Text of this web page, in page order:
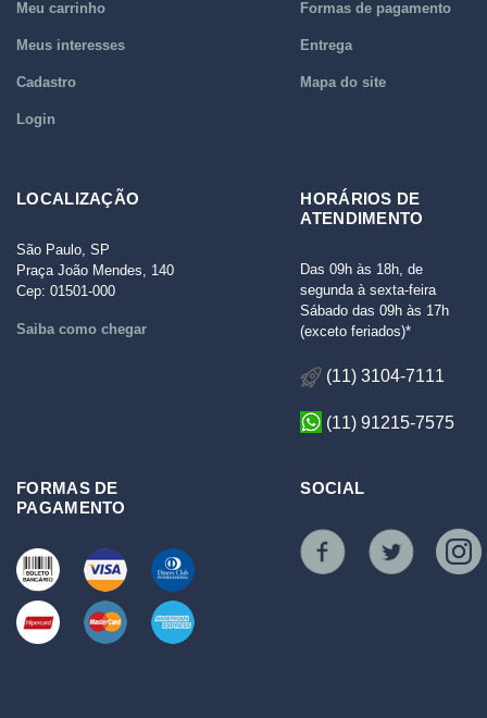
Meu carrinho
Meus interesses
Cadastro
Login
Formas de pagamento
Entrega
Mapa do site
LOCALIZAÇÃO
São Paulo, SP
Praça João Mendes, 140
Cep: 01501-000
Saiba como chegar
HORÁRIOS DE
ATENDIMENTO
Das 09h às 18h, de
segunda à sexta-feira
Sábado das 09h às 17h
(exceto feriados)*
(11) 3104-7111
(11) 91215-7575
FORMAS DE
PAGAMENTO
SOCIAL